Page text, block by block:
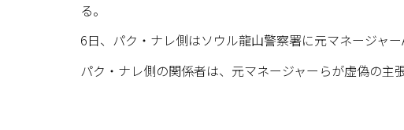
る。
6日、パク・ナレ側はソウル龍山警察署に元マネージャ
パク・ナレ側の関係者は、元マネージャーらが虚偽の主